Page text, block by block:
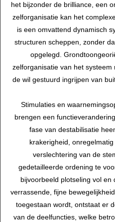
het bijzonder de brilliance, een
zelforganisatie kan het
is een omvattend dynamisch
structuren scheppen, zonder
opgelegd.
zelforganisatie van het
de wil gestuurd ingrijpen van
Stimulaties en
brengen een
fase van destabilisatie
krakerigheid,
verslechtering van de
gedetailleerde ordening te
bijvoorbeeld plotseling vol en
verrassende, fijne
toegestaan wordt, ontstaat er
van de deelfuncties, welke